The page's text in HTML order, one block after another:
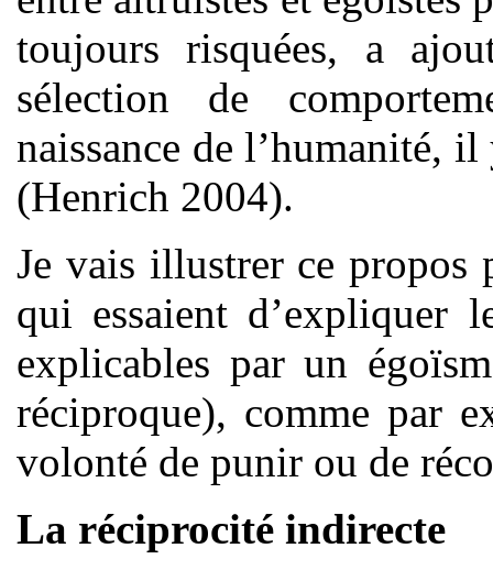
toujours risquées, a
sélection de
naissance de l’humanité,
(Henrich 2004).
Je vais illustrer ce propos
qui essaient d’expliquer
explicables par un
réciproque), comme par
volonté de punir ou de
La réciprocité indirecte